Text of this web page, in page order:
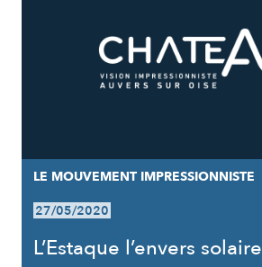
LE MOUVEMENT IMPRESSIONNISTE
27/05/2020
L’Estaque l’envers